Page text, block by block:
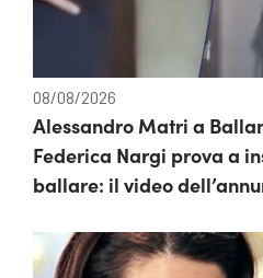
08/08/2026
Alessandro Matri a
Federica Nargi prova a
ballare: il video